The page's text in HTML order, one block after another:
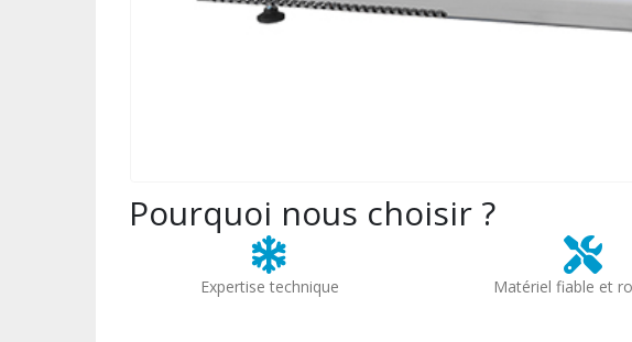
Pourquoi nous choisir ?
Expertise technique Matériel fiable et